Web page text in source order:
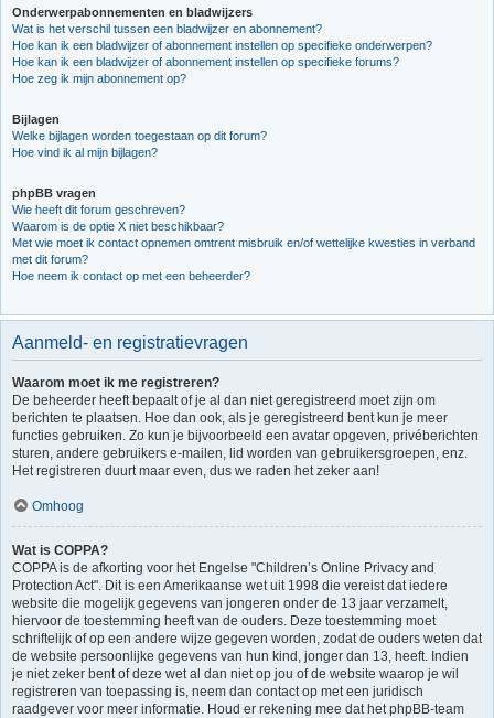
Onderwerpabonnementen en bladwijzers
Wat is het verschil tussen een bladwijzer en abonnement?
Hoe kan ik een bladwijzer of abonnement instellen op specifieke onderwerpen?
Hoe kan ik een bladwijzer of abonnement instellen op specifieke forums?
Hoe zeg ik mijn abonnement op?
Bijlagen
Welke bijlagen worden toegestaan op dit forum?
Hoe vind ik al mijn bijlagen?
phpBB vragen
Wie heeft dit forum geschreven?
Waarom is de optie X niet beschikbaar?
Met wie moet ik contact opnemen omtrent misbruik en/of wettelijke kwesties in verband
met dit forum?
Hoe neem ik contact op met een beheerder?
Aanmeld- en registratievragen
Waarom moet ik me registreren?
De beheerder heeft bepaalt of je al dan niet geregistreerd moet zijn om
berichten te plaatsen. Hoe dan ook, als je geregistreerd bent kun je meer
functies gebruiken. Zo kun je bijvoorbeeld een avatar opgeven, privéberichten
sturen, andere gebruikers e-mailen, lid worden van gebruikersgroepen, enz.
Het registreren duurt maar even, dus we raden het zeker aan!
Omhoog
Wat is COPPA?
COPPA is de afkorting voor het Engelse "Children’s Online Privacy and
Protection Act". Dit is een Amerikaanse wet uit 1998 die vereist dat iedere
website die mogelijk gegevens van jongeren onder de 13 jaar verzamelt,
hiervoor de toestemming heeft van de ouders. Deze toestemming moet
schriftelijk of op een andere wijze gegeven worden, zodat de ouders weten dat
de website persoonlijke gegevens van hun kind, jonger dan 13, heeft. Indien
je niet zeker bent of deze wet al dan niet op jou of de website waarop je wil
registreren van toepassing is, neem dan contact op met een juridisch
raadgever voor meer informatie. Houd er rekening mee dat het phpBB-team